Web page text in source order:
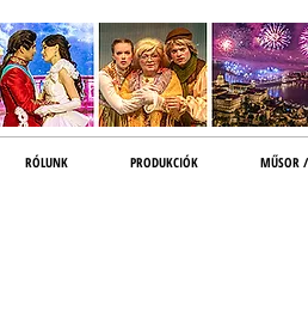
RÓLUNK PRODUKCIÓK MŰSOR /